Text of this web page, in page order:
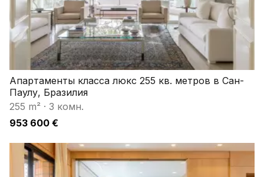
Апартаменты класса люкс 255 кв. метров в Сан-
Паулу, Бразилия
255 m² · 3 комн.
953 600 €